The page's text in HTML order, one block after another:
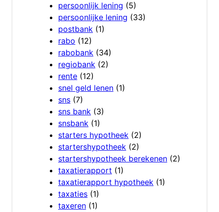
persoonlijk lening (5)
persoonlijke lening (33)
postbank (1)
rabo (12)
rabobank (34)
regiobank (2)
rente (12)
snel geld lenen (1)
sns (7)
sns bank (3)
snsbank (1)
starters hypotheek (2)
startershypotheek (2)
startershypotheek berekenen (2)
taxatierapport (1)
taxatierapport hypotheek (1)
taxaties (1)
taxeren (1)